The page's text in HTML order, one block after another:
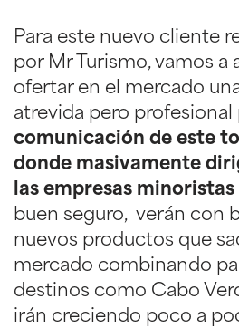
Para este nuevo cliente
por Mr Turismo, vamos a
ofertar en el mercado
atrevida pero profesional
comunicación de este
donde masivamente
las empresas minoristas
buen seguro, verán con
nuevos productos que
mercado combinando
destinos como Cabo
irán creciendo poco a